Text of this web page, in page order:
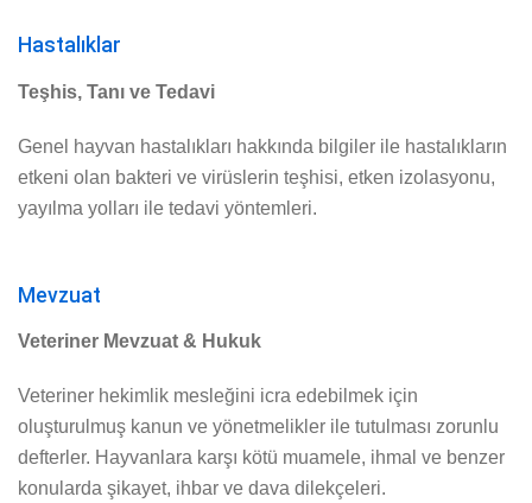
Hastalıklar
Teşhis, Tanı ve Tedavi
Genel hayvan hastalıkları hakkında bilgiler ile hastalıkların
etkeni olan bakteri ve virüslerin teşhisi, etken izolasyonu,
yayılma yolları ile tedavi yöntemleri.
Mevzuat
Veteriner Mevzuat & Hukuk
Veteriner hekimlik mesleğini icra edebilmek için
oluşturulmuş kanun ve yönetmelikler ile tutulması zorunlu
defterler. Hayvanlara karşı kötü muamele, ihmal ve benzer
konularda şikayet, ihbar ve dava dilekçeleri.